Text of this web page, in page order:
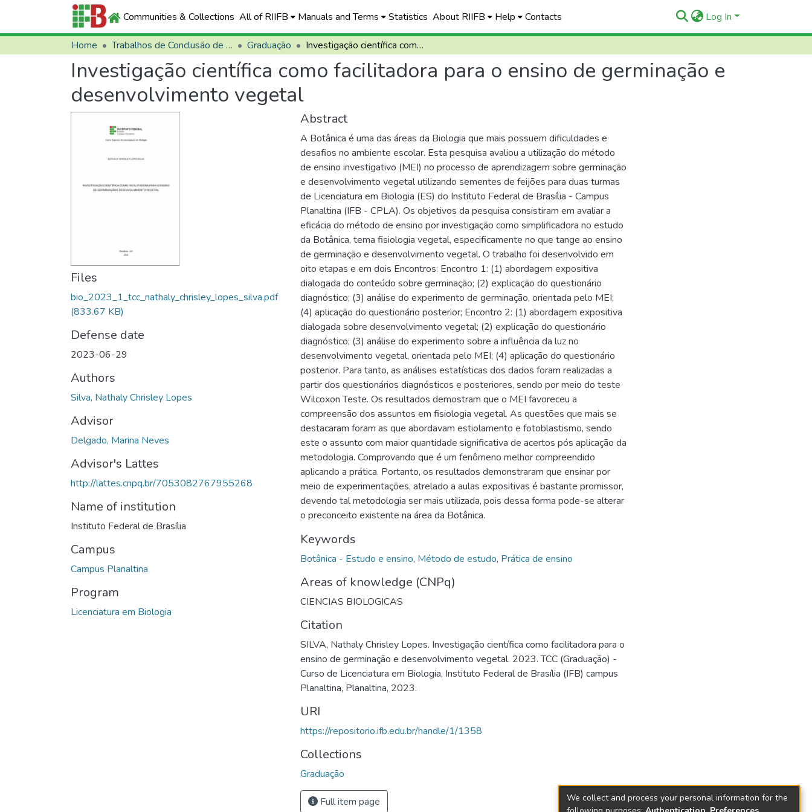
Communities & Collections All of RIIFB Manuals and Terms Statistics About RIIFB Help Contacts Log In
Home Trabalhos de Conclusão de Curso (TCCs) Graduação Investigação científica como facilitadora para o ensino de germinação e desenvolvimento vegetal
Investigação científica como facilitadora para o ensino de germinação e
desenvolvimento vegetal
Files
bio_2023_1_tcc_nathaly_chrisley_lopes_silva.pdf
(833.67 KB)
Defense date
2023-06-29
Authors
Silva, Nathaly Chrisley Lopes
Advisor
Delgado, Marina Neves
Advisor's Lattes
http://lattes.cnpq.br/7053082767955268
Name of institution
Instituto Federal de Brasília
Campus
Campus Planaltina
Program
Licenciatura em Biologia
Abstract
A Botânica é uma das áreas da Biologia que mais possuem dificuldades e
desafios no ambiente escolar. Esta pesquisa avaliou a utilização do método
de ensino investigativo (MEI) no processo de aprendizagem sobre germinação
e desenvolvimento vegetal utilizando sementes de feijões para duas turmas
de Licenciatura em Biologia (ES) do Instituto Federal de Brasília - Campus
Planaltina (IFB - CPLA). Os objetivos da pesquisa consistiram em avaliar a
eficácia do método de ensino por investigação como simplificadora no estudo
da Botânica, tema fisiologia vegetal, especificamente no que tange ao ensino
de germinação e desenvolvimento vegetal. O trabalho foi desenvolvido em
oito etapas e em dois Encontros: Encontro 1: (1) abordagem expositiva
dialogada do conteúdo sobre germinação; (2) explicação do questionário
diagnóstico; (3) análise do experimento de germinação, orientada pelo MEI;
(4) aplicação do questionário posterior; Encontro 2: (1) abordagem expositiva
dialogada sobre desenvolvimento vegetal; (2) explicação do questionário
diagnóstico; (3) análise do experimento sobre a influência da luz no
desenvolvimento vegetal, orientada pelo MEI; (4) aplicação do questionário
posterior. Para tanto, as análises estatísticas dos dados foram realizadas a
partir dos questionários diagnósticos e posteriores, sendo por meio do teste
Wilcoxon Teste. Os resultados demostram que o MEI favoreceu a
compreensão dos assuntos em fisiologia vegetal. As questões que mais se
destacaram foram as que abordavam estiolamento e fotoblastismo, sendo
este o assunto com maior quantidade significativa de acertos pós aplicação da
metodologia. Comprovando que é um fenômeno melhor compreendido
aplicando a prática. Portanto, os resultados demonstraram que ensinar por
meio de experimentações, atrelado a aulas expositivas é bastante promissor,
devendo tal metodologia ser mais utilizada, pois dessa forma pode-se alterar
o preconceito existente na área da Botânica.
Keywords
Botânica - Estudo e ensino, Método de estudo, Prática de ensino
Areas of knowledge (CNPq)
CIENCIAS BIOLOGICAS
Citation
SILVA, Nathaly Chrisley Lopes. Investigação científica como facilitadora para o
ensino de germinação e desenvolvimento vegetal. 2023. TCC (Graduação) -
Curso de Licenciatura em Biologia, Instituto Federal de Brasília (IFB) campus
Planaltina, Planaltina, 2023.
URI
https://repositorio.ifb.edu.br/handle/1/1358
Collections
Graduação
Full item page
We collect and process your personal information for the